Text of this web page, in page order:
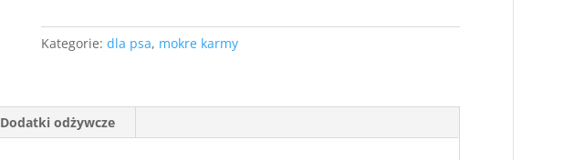
Kategorie: dla psa, mokre karmy
Dodatki odżywcze